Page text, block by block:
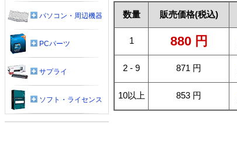
数量 販売価格(税込)
1 880 円
2 - 9 871 円
10以上 853 円
パソコン・周辺機器
PCパーツ
サプライ
ソフト・ライセンス